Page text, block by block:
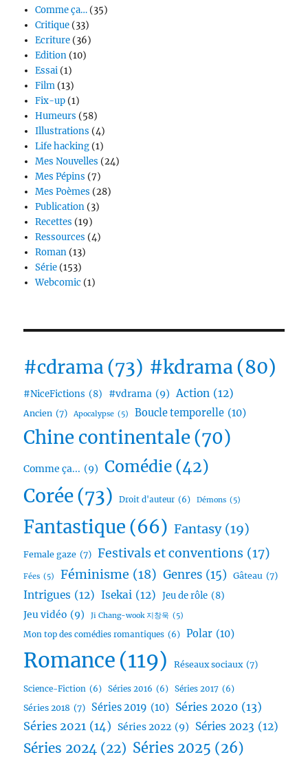
Comme ça…(35)
Critique(33)
Ecriture(36)
Edition(10)
Essai(1)
Film(13)
Fix-up(1)
Humeurs (58)
Illustrations (4)
Life hacking(1)
Mes Nouvelles (24)
Mes Pépins (7)
Mes Poèmes (28)
Publication(3)
Recettes (19)
Ressources (4)
Roman(13)
Série(153)
Webcomic (1)
#cdrama (73) #kdrama(80)
#NiceFictions (8) #vdrama (9) Action (12)
Ancien (7) Apocalypse (5) Boucle temporelle (10)
Chine continentale (70)
Comme ça... (9) Comédie (42)
Corée(73) Droit d'auteur (6) Démons (5)
Fantastique (66) Fantasy (19)
Female gaze (7) Festivals et conventions (17)
Fées (5) Féminisme (18) Genres (15) Gâteau (7)
Intrigues (12) Isekai (12) Jeu de rôle (8)
Jeu vidéo (9) Ji Chang-wook 지창욱 (5)
Mon top des comédies romantiques (6) Polar (10)
Romance (119) Réseaux sociaux (7)
Science-Fiction (6) Séries 2016 (6) Séries 2017 (6)
Séries 2018 (7) Séries 2019 (10) Séries 2020 (13)
Séries 2021 (14) Séries 2022 (9) Séries 2023 (12)
Séries 2024 (22) Séries 2025 (26)